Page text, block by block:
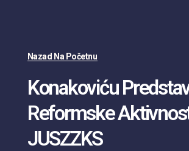
Nazad Na Početnu
Konakoviću
Reformske
JUSZZKS